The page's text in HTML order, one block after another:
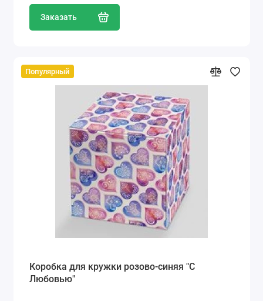
Заказать
Популярный
Коробка для кружки розово-синяя "С
Любовью"